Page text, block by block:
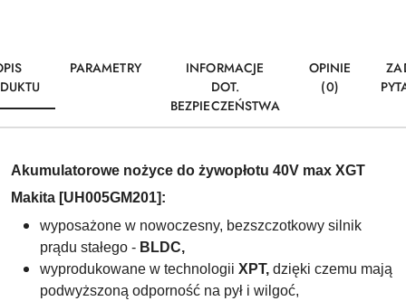
PARAMETRY
INFORMACJE
DOT.
BEZPIECZEŃSTWA
OPINIE
(0)
Akumulatorowe nożyce do żywopłotu 40V max XGT
Makita [UH005GM201]:
wyposażone w nowoczesny, bezszczotkowy silnik
prądu stałego - BLDC,
wyprodukowane w technologii XPT, dzięki czemu mają
podwyższoną odporność na pył i wilgoć,